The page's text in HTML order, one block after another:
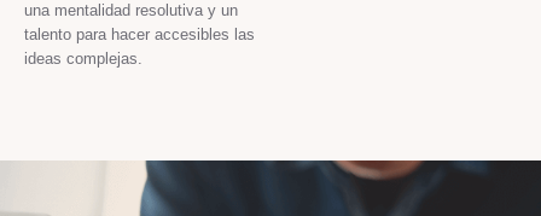
una mentalidad resolutiva y un
talento para hacer accesibles las
ideas complejas.